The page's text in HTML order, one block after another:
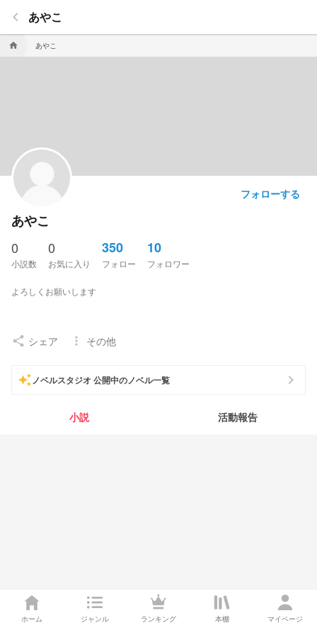
ホーム ジャンル ランキング 本棚 マイページ
home あやこ
keyboard_arrow_left あやこ
フォローする
あやこ
0
小説数
0
お気に入り
350
フォロー
10
フォロワー
よろしくお願いします
share シェア more_vert その他
auto_awesomeノベルスタジオ 公開中のノベル一覧 chevron_right
小説 活動報告